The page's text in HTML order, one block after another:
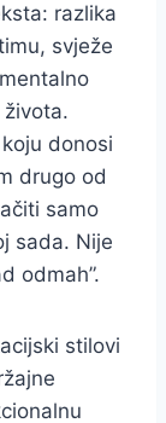
razlika
svježe
donosi
drugo od
samo
sada. Nije
odmah”.
stilovi